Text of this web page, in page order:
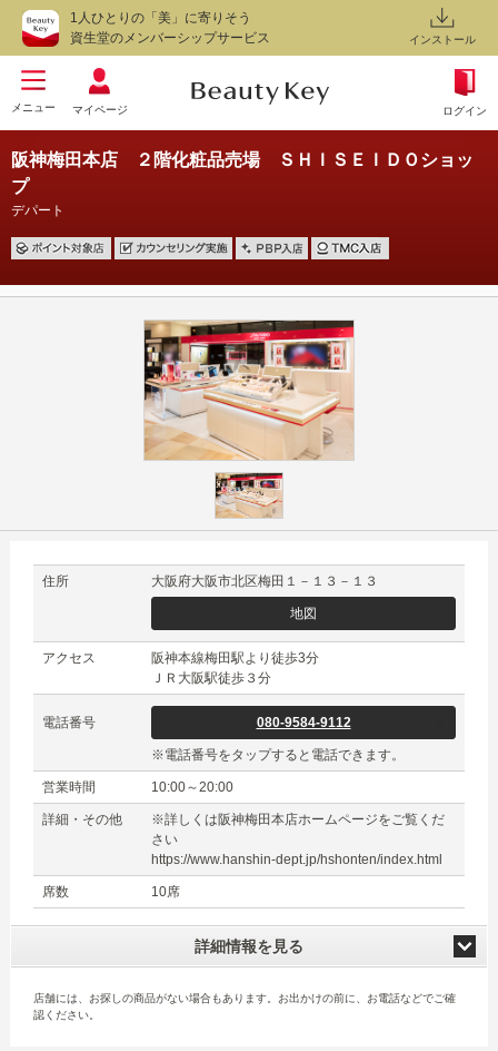
1人ひとりの「美」に寄りそう
資生堂のメンバーシップサービス
インストール
メニュー マイページ ログイン
阪神梅田本店 ２階化粧品売場 ＳＨＩＳＥＩＤＯショッ
プ
デパート
住所 大阪府大阪市北区梅田１－１３－１３
地図
アクセス
阪神本線梅田駅より徒歩3分
ＪＲ大阪駅徒歩３分
電話番号 080-9584-9112
※電話番号をタップすると電話できます。
営業時間 10:00～20:00
詳細・その他
※詳しくは阪神梅田本店ホームページをご覧くだ
さい
https://www.hanshin-dept.jp/hshonten/index.html
席数 10席
詳細情報を見る
店舗には、お探しの商品がない場合もあります。お出かけの前に、お電話などでご確
認ください。